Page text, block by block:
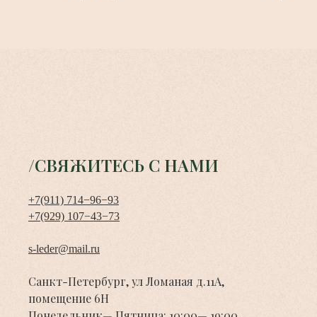
/СВЯЖИТЕСЬ С НАМИ
+7(911) 714−96−93
+7(929) 107−43−73
s-leder@mail.ru
Санкт-Петербург, ул Ломаная д.11А,
помещение 6Н